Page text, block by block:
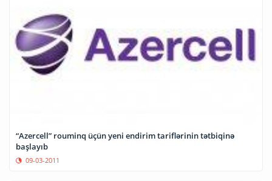
“Azercell” rouminq üçün yeni endirim tariflərinin tətbiqinə
başlayıb
09-03-2011